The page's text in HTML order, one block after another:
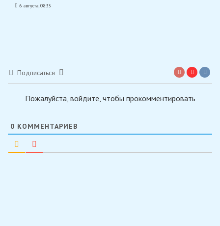
6 августа, 08:33
Подписаться
Пожалуйста, войдите, чтобы прокомментировать
0 КОММЕНТАРИЕВ